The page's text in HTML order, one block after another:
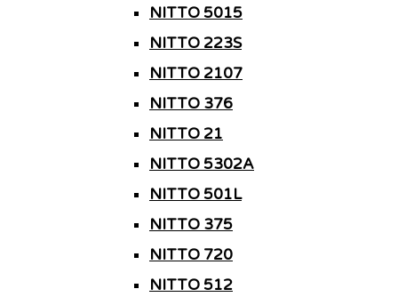
NITTO 5015
NITTO 223S
NITTO 2107
NITTO 376
NITTO 21
NITTO 5302A
NITTO 501L
NITTO 375
NITTO 720
NITTO 512